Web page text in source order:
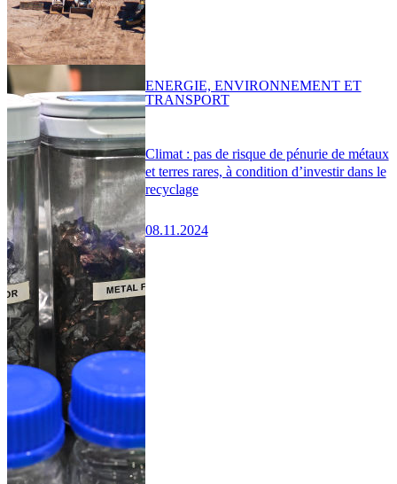
Climat : pas de risque de pénurie de métaux
et terres rares, à condition d’investir dans le
recyclage
08.11.2024
ENERGIE, ENVIRONNEMENT ET
TRANSPORT